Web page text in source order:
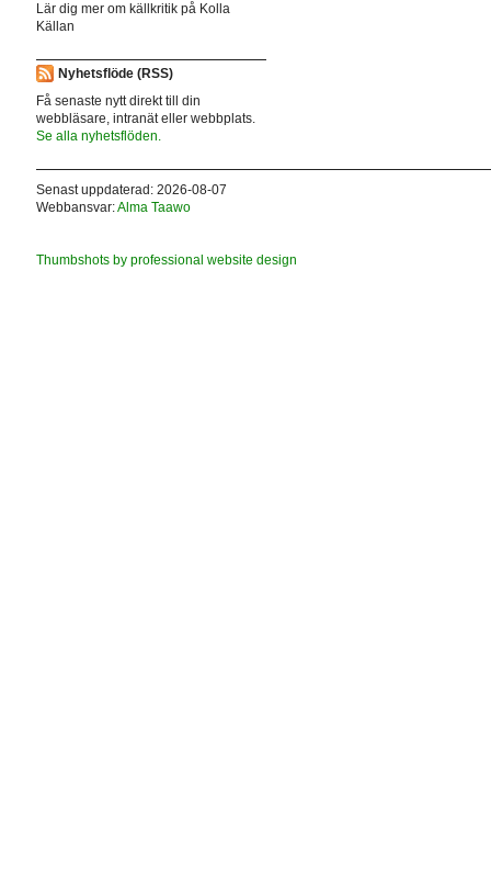
Lär dig mer om källkritik på Kolla
Källan
Nyhetsflöde (RSS)
Få senaste nytt direkt till din
webbläsare, intranät eller webbplats.
Se alla nyhetsflöden.
Senast uppdaterad: 2026-08-07
Webbansvar:Alma Taawo
Thumbshots by professional website design